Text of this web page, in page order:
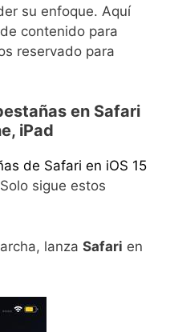
su enfoque. Aquí
contenido para
reservado para
en Safari
iPad
de Safari en iOS 15
Solo sigue estos
lanza Safari en